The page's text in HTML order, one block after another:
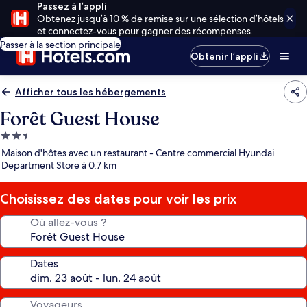
Passez à l’appli
Obtenez jusqu’à 10 % de remise sur une sélection d’hôtels
et connectez-vous pour gagner des récompenses.
Passer à la section principale
Obtenir l’appli
Afficher tous les hébergements
Forêt Guest House
Hébergement
2.5 étoiles
Maison d'hôtes avec un restaurant - Centre commercial Hyundai
Department Store à 0,7 km
Choisissez des dates pour voir les prix
Où allez-vous ?
Dates